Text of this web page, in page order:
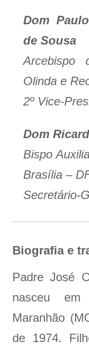
Dom
de Sousa
Arcebispo
Olinda e
2º Vice-
Dom
Bispo
Brasília –
Secretário-
Biografia e
Padre José
nasceu
Maranhão
de 1974.